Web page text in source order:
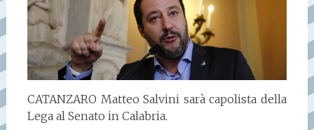
CATANZARO Matteo Salvini sarà capolista della
Lega al Senato in Calabria.